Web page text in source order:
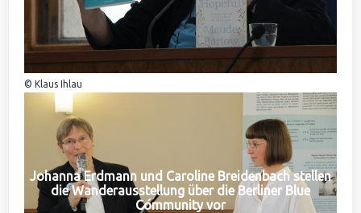
© Klaus Ihlau
Johanna Erdmann und Caroline Breidenbach stellen
die Wanderausstellung über die Berliner Blue
Community vor